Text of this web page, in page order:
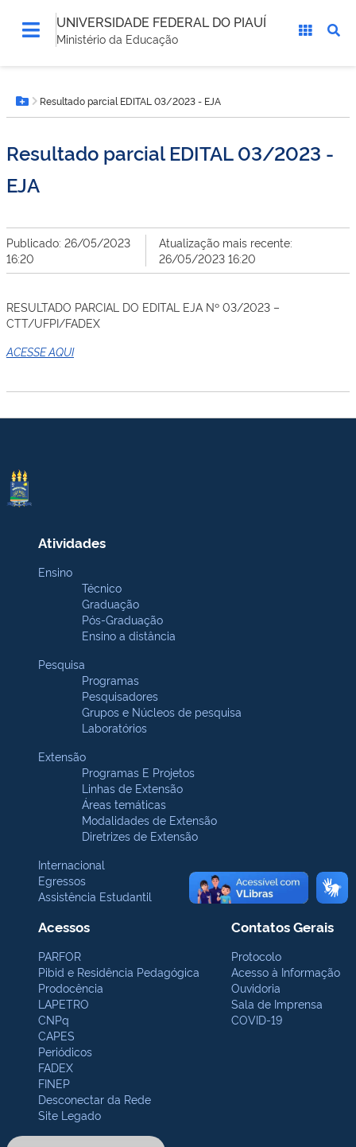
UNIVERSIDADE FEDERAL DO PIAUÍ
Ministério da Educação
está
aqui:Botão Menu
Resultado parcial EDITAL 03/2023 - EJA
Resultado parcial EDITAL 03/2023 -
EJA
Publicado: 26/05/2023
16:20
Atualização mais recente:
26/05/2023 16:20
RESULTADO PARCIAL DO EDITAL EJA Nº 03/2023 –
CTT/UFPI/FADEX
ACESSE AQUI
Atividades
Ensino
Técnico
Graduação
Pós-Graduação
Ensino a distância
Pesquisa
Programas
Pesquisadores
Grupos e Núcleos de pesquisa
Laboratórios
Extensão
Programas E Projetos
Linhas de Extensão
Áreas temáticas
Modalidades de Extensão
Diretrizes de Extensão
Internacional
Egressos
Assistência Estudantil
Acessos
PARFOR
Pibid e Residência Pedagógica
Prodocência
LAPETRO
CNPq
CAPES
Periódicos
FADEX
FINEP
Desconectar da Rede
Site Legado
Contatos Gerais
Protocolo
Acesso à Informação
Ouvidoria
Sala de Imprensa
COVID-19